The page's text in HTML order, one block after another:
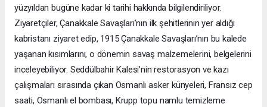
yüzyıldan bugüne kadar ki tarihi hakkında bilgilendiriliyor.
Ziyaretçiler, Çanakkale Savaşları’nın ilk şehitlerinin yer aldığı
kabristanı ziyaret edip, 1915 Çanakkale Savaşları’nın bu kalede
yaşanan kısımlarını, o dönemin savaş malzemelerini, belgelerini
inceleyebiliyor. Seddülbahir Kalesi’nin restorasyon ve kazı
çalışmaları sırasında çıkan Osmanlı asker künyeleri, Fransız cep
saati, Osmanlı el bombası, Krupp topu namlu temizleme